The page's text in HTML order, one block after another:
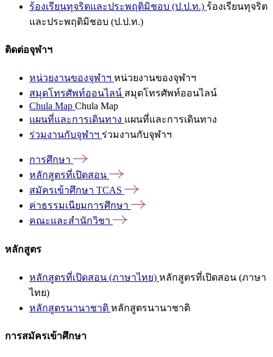
ร้องเรียนทุจริตและประพฤติมิชอบ (ป.ป.ท.) ร้องเรียนทุจริต
และประพฤติมิชอบ (ป.ป.ท.)
ติดต่อจุฬาฯ
หน่วยงานของจุฬาฯ หน่วยงานของจุฬาฯ
สมุดโทรศัพท์ออนไลน์ สมุดโทรศัพท์ออนไลน์
Chula Map Chula Map
แผนที่และการเดินทาง แผนที่และการเดินทาง
ร่วมงานกับจุฬาฯ ร่วมงานกับจุฬาฯ
การศึกษา
หลักสูตรที่เปิดสอน
สมัครเข้าศึกษา TCAS
ค่าธรรมเนียมการศึกษา
คณะและสำนักวิชา
หลักสูตร
หลักสูตรที่เปิดสอน (ภาษาไทย) หลักสูตรที่เปิดสอน (ภาษา
ไทย)
หลักสูตรนานาชาติ หลักสูตรนานาชาติ
การสมัครเข้าศึกษา